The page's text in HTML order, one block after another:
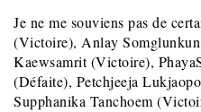
Je ne me souviens pas de
(Victoire), Anlay
Kaewsamrit (Victoire),
(Défaite), Petchjeeja
Supphanika Tanchoem